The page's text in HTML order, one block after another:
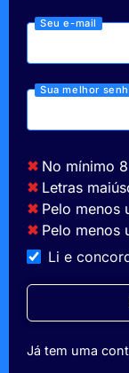
Seu e-mail
Sua melhor
No mínimo
Letras
Pelo menos
Pelo menos
Li e
Já tem uma